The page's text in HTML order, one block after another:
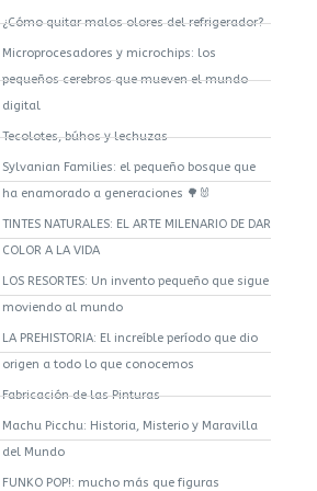
¿Cómo quitar malos olores del refrigerador?
Microprocesadores y microchips: los
pequeños cerebros que mueven el mundo
digital
Tecolotes, búhos y lechuzas
Sylvanian Families: el pequeño bosque que
ha enamorado a generaciones 🌳🐰
TINTES NATURALES: EL ARTE MILENARIO DE DAR
COLOR A LA VIDA
LOS RESORTES: Un invento pequeño que sigue
moviendo al mundo
LA PREHISTORIA: El increíble período que dio
origen a todo lo que conocemos
Fabricación de las Pinturas
Machu Picchu: Historia, Misterio y Maravilla
del Mundo
FUNKO POP!: mucho más que figuras